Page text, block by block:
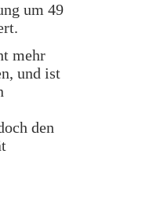
um 49
mehr
und ist
den